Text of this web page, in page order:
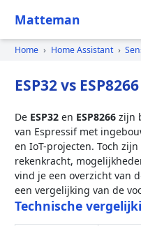
Matteman
Home › Home Assistant ›
ESP32 vs ESP8266
De ESP32 en ESP8266 zijn
van Espressif met
en IoT-projecten. Toch
rekenkracht,
vind je een overzicht van
een vergelijking van de
Technische